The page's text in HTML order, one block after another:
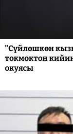
"Сүйлөшкөн
токмоктон
окуясы